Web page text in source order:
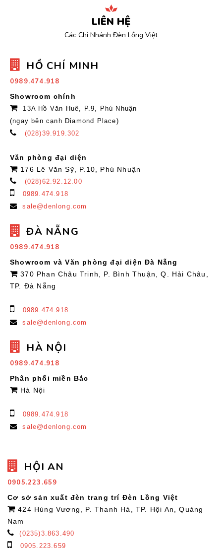
LIÊN HỆ
Các Chi Nhánh Đèn Lồng Việt
HỒ CHÍ MINH
0989.474.918
Showroom chính
13A Hồ Văn Huê, P.9, Phú Nhuận
(ngay bên cạnh Diamond Place)
(028)39.919.302
Văn phòng đại diện
176 Lê Văn Sỹ, P.10, Phú Nhuận
(028)62.92.12.00
0989.474.918
sale@denlong.com
ĐÀ NẴNG
0989.474.918
Showroom và Văn phòng đại diện Đà Nẵng
370 Phan Châu Trinh, P. Bình Thuận, Q. Hải Châu,
TP. Đà Nẵng
0989.474.918
sale@denlong.com
HÀ NỘI
0989.474.918
Phân phối miền Bắc
Hà Nội
0989.474.918
sale@denlong.com
HỘI AN
0905.223.659
Cơ sở sản xuất đèn trang trí Đèn Lồng Việt
424 Hùng Vương, P. Thanh Hà, TP. Hội An, Quảng
Nam
(0235)3.863.490
0905.223.659